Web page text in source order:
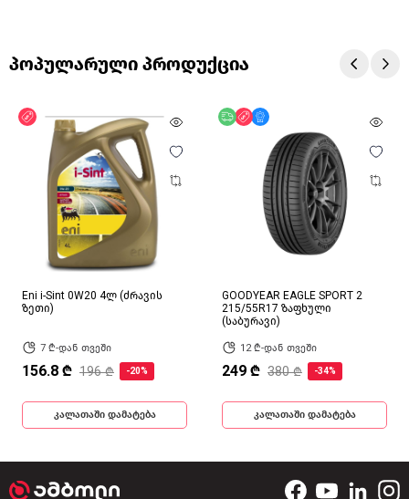
პოპულარული პროდუქცია
ფასდაკლება
Eni i-Sint 0W20 4ლ (ძრავის
ზეთი)
7 ₾-დან თვეში
156.8 ₾ 196 ₾ -20%
კალათაში დამატება
უფასო მიწოდება
ფასდაკლება
GOODYEAR EAGLE SPORT 2
215/55R17 ზაფხული
(საბურავი)
12 ₾-დან თვეში
249 ₾ 380 ₾ -34%
კალათაში დამატება